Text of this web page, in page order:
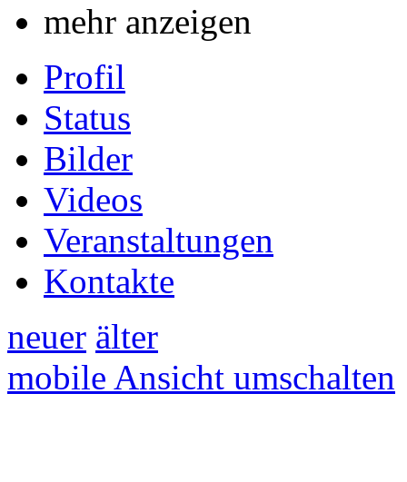
mehr anzeigen
Profil
Status
Bilder
Videos
Veranstaltungen
Kontakte
neuer älter
mobile Ansicht umschalten